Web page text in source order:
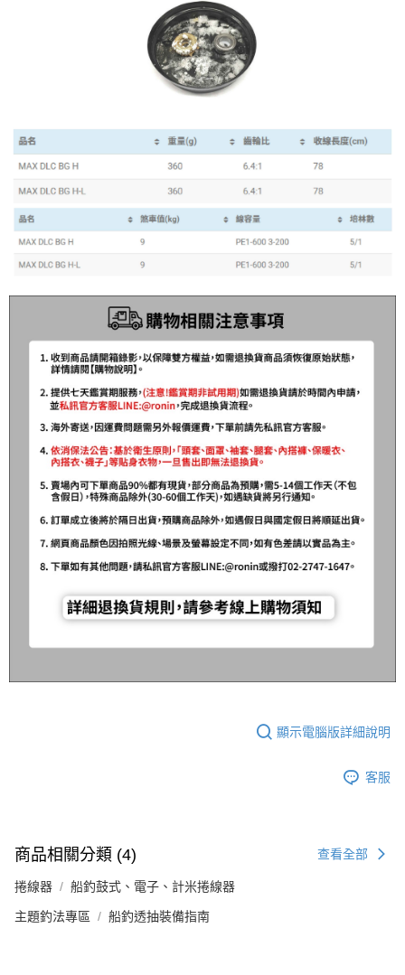
顯示電腦版詳細說明
客服
商品相關分類 (4) 查看全部
捲線器 船釣鼓式、電子、計米捲線器
主題釣法專區 船釣透抽裝備指南